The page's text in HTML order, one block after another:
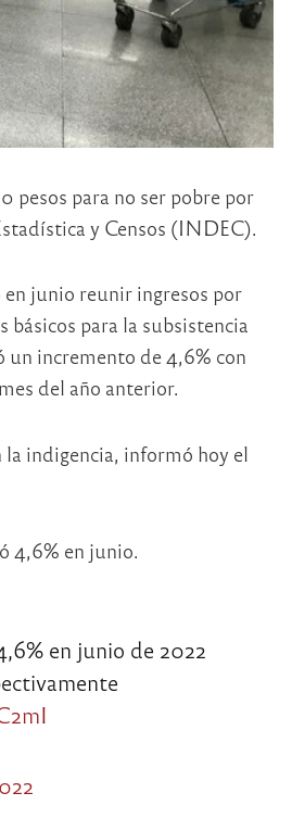
pesos para no ser pobre por
y Censos (INDEC).
junio reunir ingresos por
para la subsistencia
un incremento de 4,6% con
del año anterior.
la indigencia, informó hoy el
4,6% en junio.
en junio de 2022